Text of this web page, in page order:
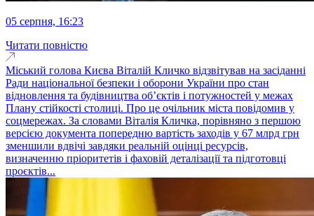
05 серпня, 16:23
Читати повністю
Міський голова Києва Віталій Кличко відзвітував на засіданні
Ради національної безпеки і оборони України про стан
відновлення та будівництва обʼєктів і потужностей у межах
Плану стійкості столиці. Про це очільник міста повідомив у
соцмережах. За словами Віталія Кличка, порівняно з першою
версією документа попередню вартість заходів у 67 млрд грн
зменшили вдвічі завдяки реальній оцінці ресурсів,
визначенню пріоритетів і фаховій деталізації та підготовці
проєктів...